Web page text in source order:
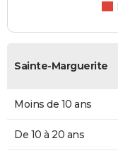
Sainte-Marguerite
Moins de 10 ans
De 10 à 20 ans